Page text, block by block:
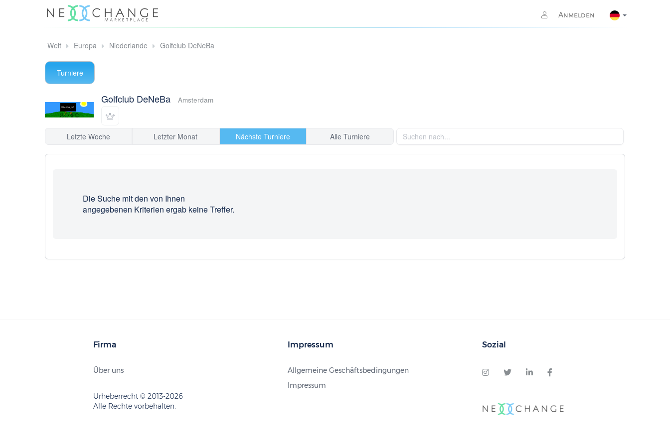
Anmelden
Welt Europa Niederlande Golfclub DeNeBa
Turniere
Golfclub DeNeBa Amsterdam
Letzte Woche Letzter Monat Nächste Turniere Alle Turniere
Die Suche mit den von Ihnen
angegebenen Kriterien ergab keine Treffer.
Firma
Über uns
Urheberrecht © 2013-2026
Alle Rechte vorbehalten.
Impressum
Allgemeine Geschäftsbedingungen
Impressum
Sozial